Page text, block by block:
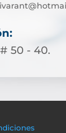
50 - 40.